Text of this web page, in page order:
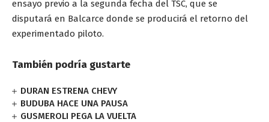
ensayo previo a la segunda fecha del TSC, que se
disputará en Balcarce donde se producirá el retorno del
experimentado piloto.
También podría gustarte
DURAN ESTRENA CHEVY
BUDUBA HACE UNA PAUSA
GUSMEROLI PEGA LA VUELTA